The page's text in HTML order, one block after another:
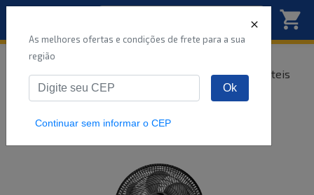
Início Coluna Ventiladores
Eletroportáteis
Ventilador de Coluna Mallory Chronos 40cm
As melhores ofertas e condições de frete para a sua
região
Ok
Continuar sem informar o CEP